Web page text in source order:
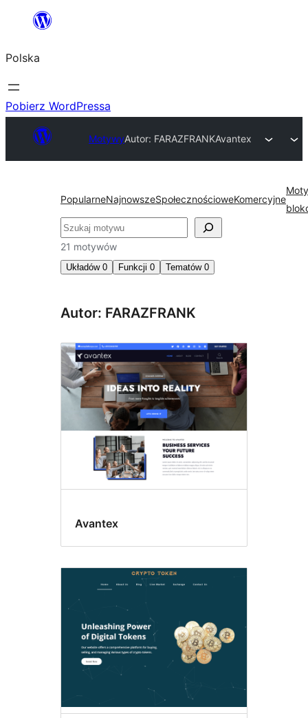
Przejdź
treści
Polska
Pobierz WordPressa
MotywyAutor: FARAZFRANKAvantex
PopularneNajnowszeSpołecznościoweKomercyjne
Szukaj
21 motywów
Układów 0 Funkcji 0 Tematów 0
Autor: FARAZFRANK
Avantex